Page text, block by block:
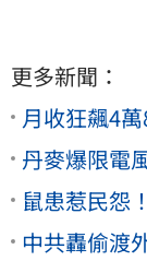
更多新聞：
月收狂飆4
丹麥爆限電
鼠患惹民怨
中共轟偷渡